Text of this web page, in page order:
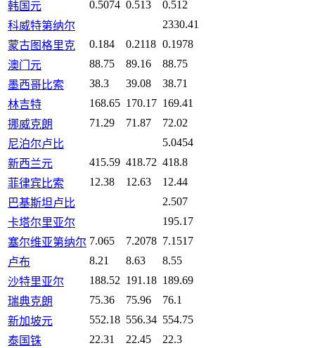
韩国元 0.5074 0.513
0.512
科威特第纳尔
2330.41
蒙古图格里克
0.184 0.2118 0.1978
澳门元
88.75 89.16
88.75
墨西哥比索
38.3 39.08
38.71
林吉特
168.65 170.17 169.41
挪威克朗
71.29 71.87
72.02
尼泊尔卢比
5.0454
新西兰元
415.59 418.72 418.8
菲律宾比索
12.38 12.63
12.44
巴基斯坦卢比
2.507
卡塔尔里亚尔
195.17
塞尔维亚第纳尔 7.065 7.2078 7.1517
卢布
8.21 8.63
8.55
沙特里亚尔
188.52 191.18 189.69
瑞典克朗
75.36 75.96
76.1
新加坡元
552.18 556.34 554.75
泰国铢
22.31 22.45
22.3